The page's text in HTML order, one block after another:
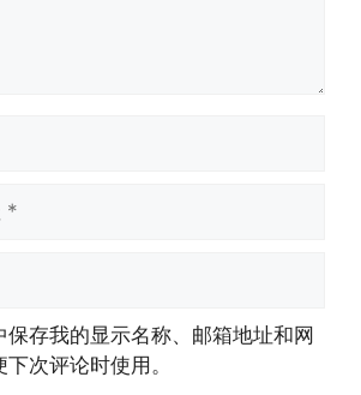
保存我的显示名称、邮箱地址和网
次评论时使用。